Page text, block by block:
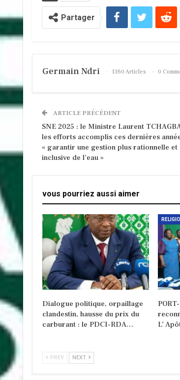
Partager
Germain Ndri 1360 Articles 0
ARTICLE PRÉCÉDENT
SNE 2025 : le Ministre Laurent
les efforts accomplis ces dernières
« garantir une gestion plus rationnelle et
inclusive de l’eau »
vous pourriez aussi aimer
Dialogue politique, orpaillage
clandestin, hausse du prix du
carburant : le PDCI-RDA…
L’
PREV NEXT